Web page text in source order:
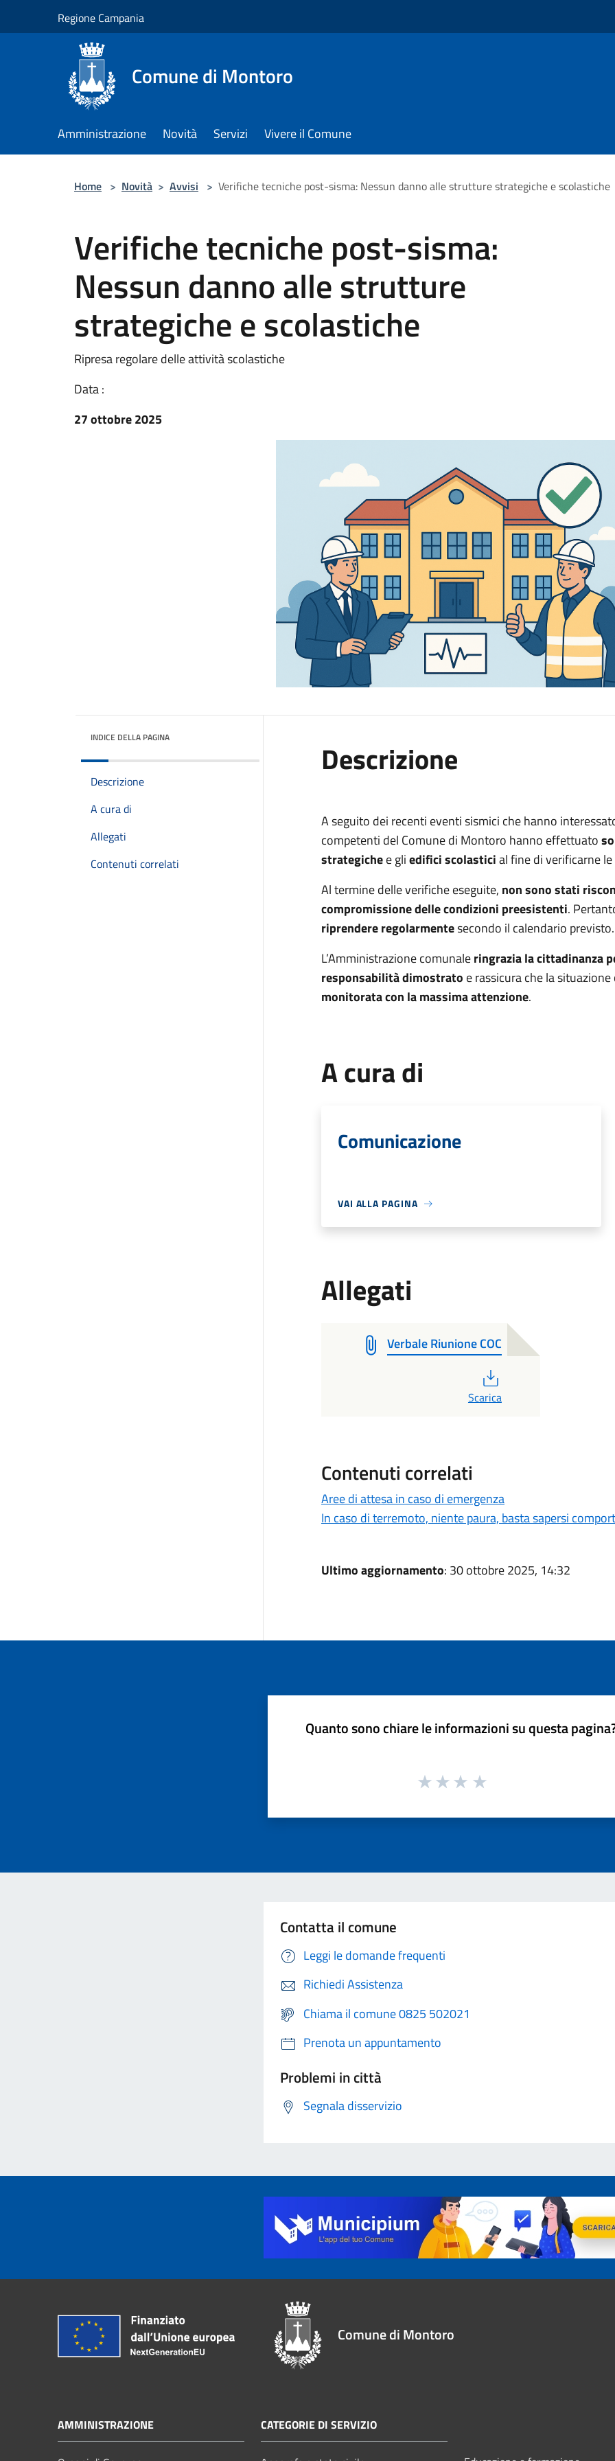
Regione Campania
Comune di Montoro
Amministrazione Novità Servizi Vivere il Comune
Home > Novità > Avvisi > Verifiche tecniche post-sisma: Nessun danno alle strutture strategiche e scolastiche
Verifiche tecniche post-sisma:
Nessun danno alle strutture
strategiche e scolastiche
Ripresa regolare delle attività scolastiche
Data :
27 ottobre 2025
INDICE DELLA PAGINA
Descrizione
A cura di
Allegati
Contenuti correlati
Descrizione
A seguito dei recenti eventi sismici che hanno
competenti del Comune di Montoro hanno effettuato
strategichee gliedifici scolasticial fine di verificarne
Al termine delle verifiche eseguite, non sono stati
compromissione delle condizioni preesistenti.
riprendere regolarmentesecondo il calendario previsto.
L’Amministrazione comunaleringrazia la cittadinanza
responsabilità dimostrato e rassicura che la
monitorata con la massima attenzione.
A cura di
Comunicazione
VAI ALLA PAGINA
Allegati
Verbale Riunione COC
Scarica
Contenuti correlati
Aree di attesa in caso di emergenza
In caso di terremoto, niente paura, basta sapersi
Ultimo aggiornamento: 30 ottobre 2025, 14:32
Quanto sono chiare le informazioni su questa
Contatta il comune
Leggi le domande frequenti
Richiedi Assistenza
Chiama il comune 0825 502021
Prenota un appuntamento
Problemi in città
Segnala disservizio
Comune di Montoro
AMMINISTRAZIONE CATEGORIE DI SERVIZIO